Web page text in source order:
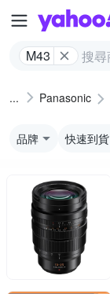
M43
Panasonic
品牌 快速到貨